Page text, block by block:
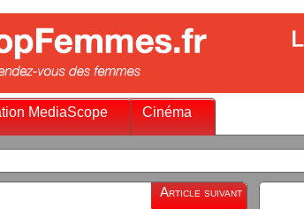
MediaScope Cinéma
Article suivant